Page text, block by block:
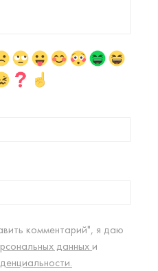
комментарий", я даю
данных и